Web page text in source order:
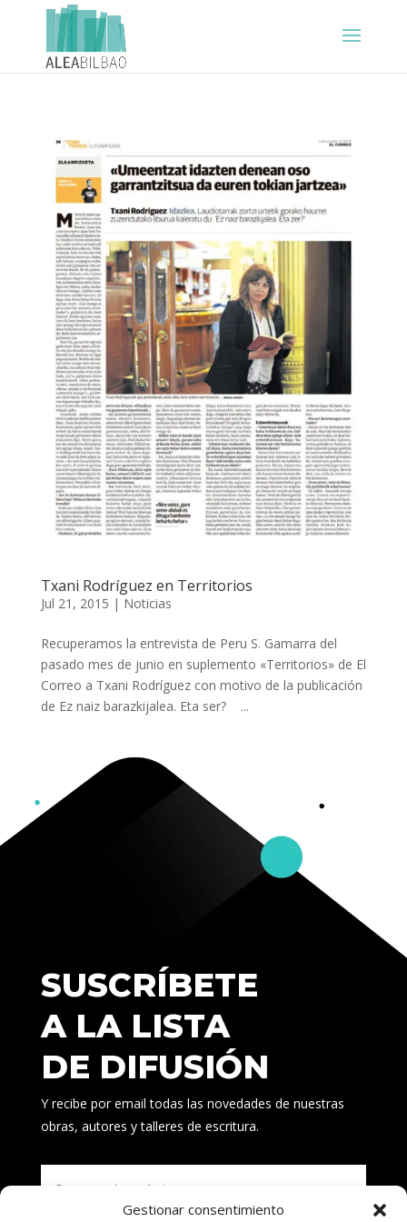
Gestionar consentimiento
Txani Rodríguez en Territorios
Jul 21, 2015 | Noticias
Recuperamos la entrevista de Peru S. Gamarra del
pasado mes de junio en suplemento «Territorios» de El
Correo a Txani Rodríguez con motivo de la publicación
de Ez naiz barazkijalea. Eta ser? ...
SUSCRÍBETE
A LA LISTA
DE DIFUSIÓN
Y recibe por email todas las novedades de nuestras
obras, autores y talleres de escritura.